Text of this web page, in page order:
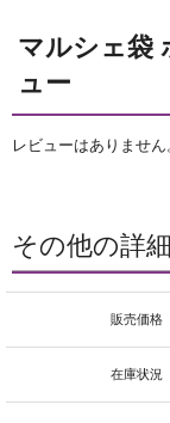
マルシェ袋
ュー
レビューはありません
その他の詳
販売価格
在庫状況